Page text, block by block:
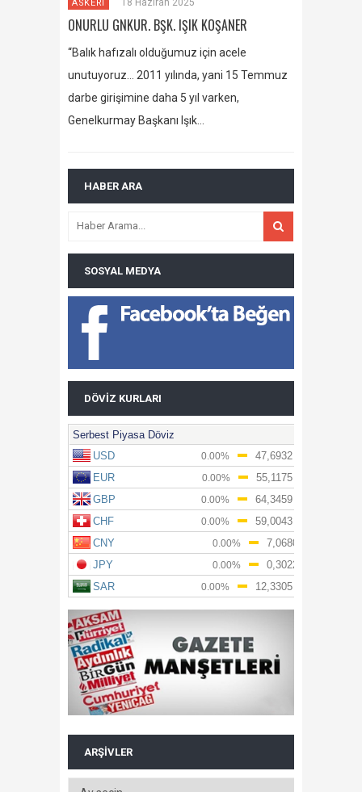
ASKERİ
ONURLU GNKUR. BŞK. IŞIK KOŞANER
“Balık hafızalı olduğumuz için acele
unutuyoruz… 2011 yılında, yani 15 Temmuz
darbe girişimine daha 5 yıl varken,
Genelkurmay Başkanı Işık…
HABER ARA
SOSYAL MEDYA
DÖVIZ KURLARI
ARŞIVLER